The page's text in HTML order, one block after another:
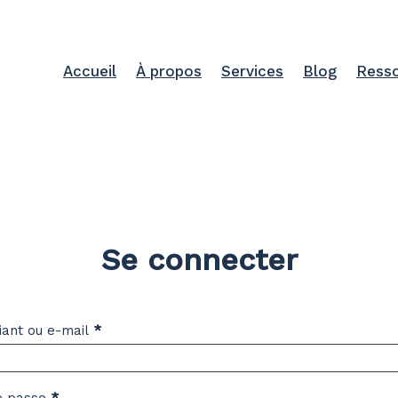
Accueil À propos Services Blog
Se connecter
ou e-mail *